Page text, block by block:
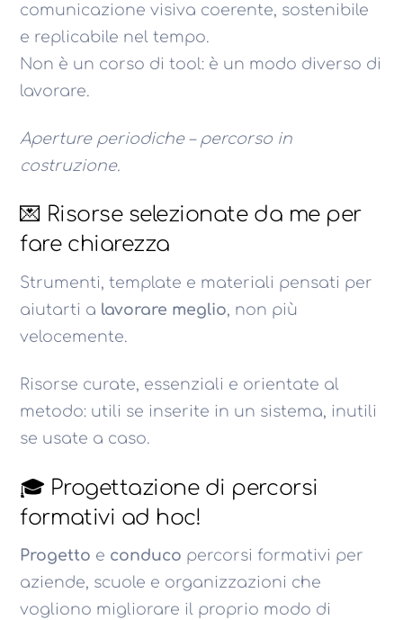
comunicazione visiva coerente, sostenibile
e replicabile nel tempo.
Non è un corso di tool: è un modo diverso di
lavorare.
Aperture periodiche – percorso in
costruzione.
💌 Risorse selezionate da me per
fare chiarezza
Strumenti, template e materiali pensati per
aiutarti a lavorare meglio, non più
velocemente.
Risorse curate, essenziali e orientate al
metodo: utili se inserite in un sistema, inutili
se usate a caso.
🎓 Progettazione di percorsi
formativi ad hoc!
Progetto e conduco percorsi formativi per
aziende, scuole e organizzazioni che
vogliono migliorare il proprio modo di